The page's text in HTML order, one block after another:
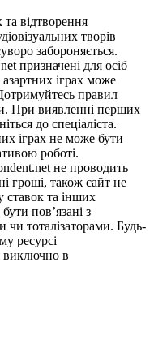
відтворення
творів
забороняється.
призначені для осіб
іграх може
правил
При виявленні перших
до спеціаліста.
іграх не може бути
роботі.
не проводить
гроші, також сайт не
ставок та інших
пов’язані з
чи тоталізаторами. Будь-
ресурсі
виключно в